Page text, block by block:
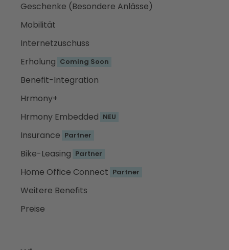
Geschenke (Besondere Anlässe)
Mobilität
Internetzuschuss
Erholung Coming Soon
Benefit-Integration
Hrmony+
Hrmony Embedded NEU
Insurance Partner
Bike-Leasing Partner
Home Office Connect Partner
Weitere Benefits
Preise